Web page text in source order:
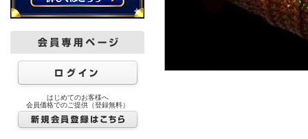
はじめてのお客様へ
会員価格でのご提供（登録無料）